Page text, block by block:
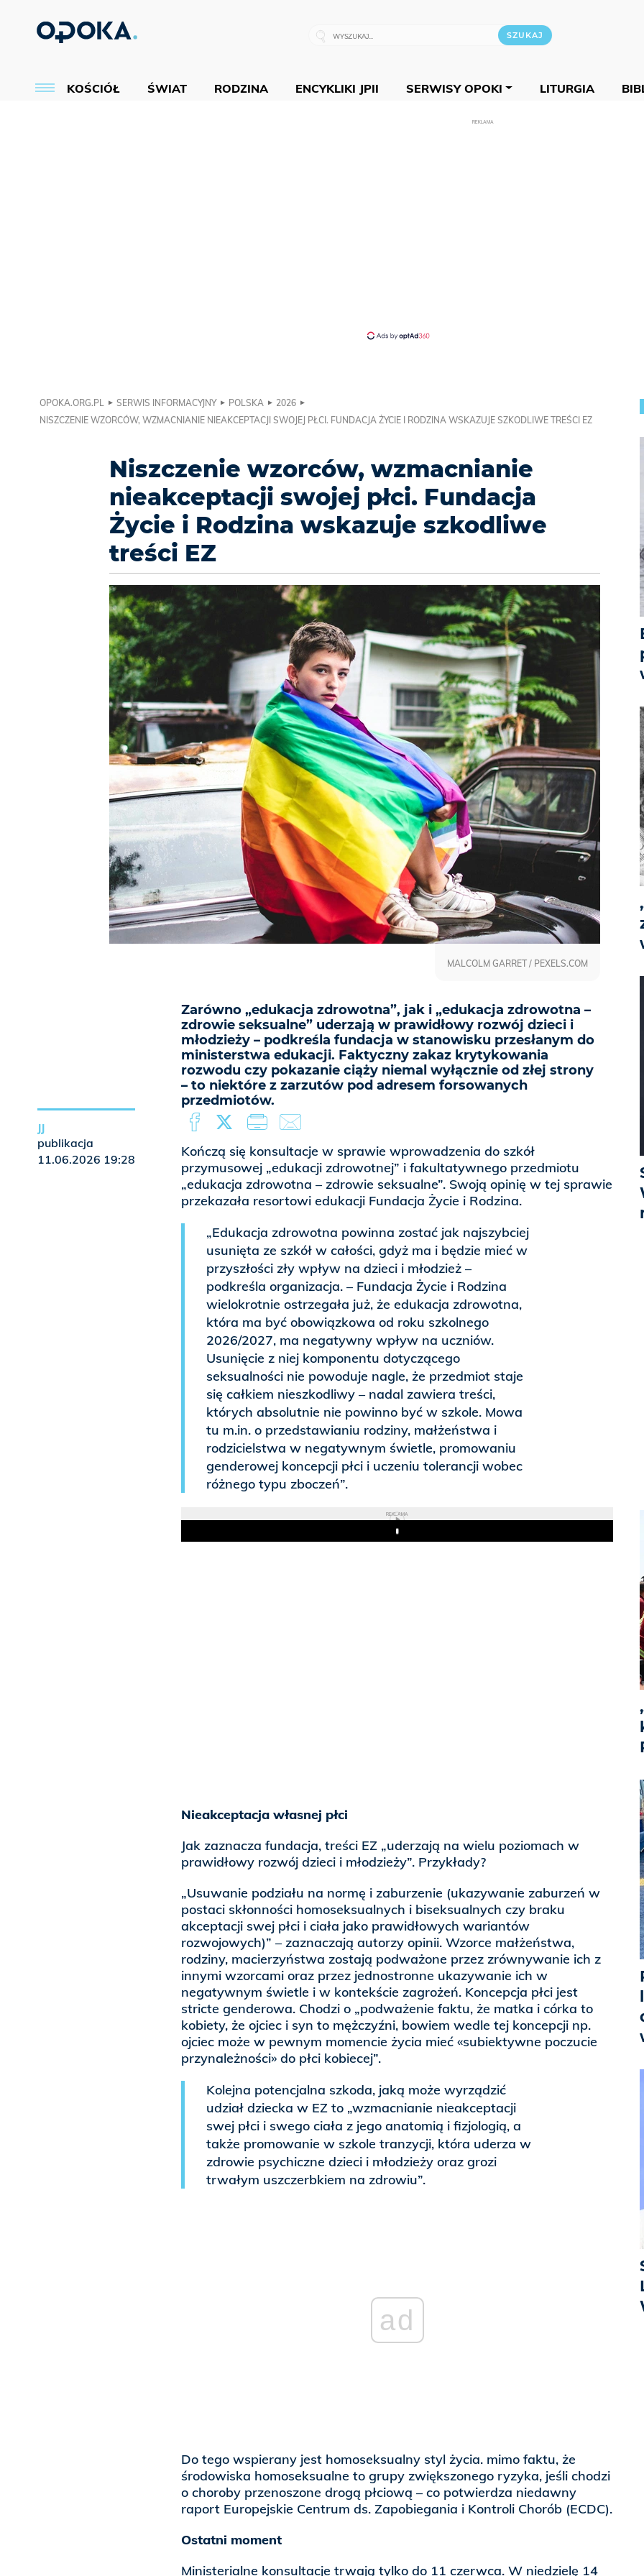
KOŚCIÓŁ ŚWIAT RODZINA ENCYKLIKI JPII SERWISY OPOKI LITURGIA
REKLAMA
OPOKA.ORG.PL SERWIS INFORMACYJNY POLSKA
2026
NISZCZENIE WZORCÓW, WZMACNIANIE NIEAKCEPTACJI SWOJEJ PŁCI. FUNDACJA ŻYCIE I RODZINA WSKAZUJE SZKODLIWE TREŚCI EZ
Niszczenie wzorców, wzmacnianie
nieakceptacji swojej płci. Fundacja
Życie i Rodzina wskazuje szkodliwe
treści EZ
Zarówno „edukacja zdrowotna”, jak i „edukacja zdrowotna –
zdrowie seksualne” uderzają w prawidłowy rozwój dzieci i
młodzieży – podkreśla fundacja w stanowisku przesłanym do
ministerstwa edukacji. Faktyczny zakaz krytykowania
rozwodu czy pokazanie ciąży niemal wyłącznie od złej strony
– to niektóre z zarzutów pod adresem forsowanych
przedmiotów.
MALCOLM GARRET / PEXELS.COM
Kończą się konsultacje w sprawie wprowadzenia do szkół
przymusowej „edukacji zdrowotnej” i fakultatywnego przedmiotu
„edukacja zdrowotna – zdrowie seksualne”. Swoją opinię w tej sprawie
przekazała resortowi edukacji Fundacja Życie i Rodzina.
„Edukacja zdrowotna powinna zostać jak najszybciej
usunięta ze szkół w całości, gdyż ma i będzie mieć w
przyszłości zły wpływ na dzieci i młodzież –
podkreśla organizacja. – Fundacja Życie i Rodzina
wielokrotnie ostrzegała już, że edukacja zdrowotna,
która ma być obowiązkowa od roku szkolnego
2026/2027, ma negatywny wpływ na uczniów.
Usunięcie z niej komponentu dotyczącego
seksualności nie powoduje nagle, że przedmiot staje
się całkiem nieszkodliwy – nadal zawiera treści,
których absolutnie nie powinno być w szkole. Mowa
tu m.in. o przedstawianiu rodziny, małżeństwa i
rodzicielstwa w negatywnym świetle, promowaniu
genderowej koncepcji płci i uczeniu tolerancji wobec
różnego typu zboczeń”.
REKLAMA
Play
Nieakceptacja własnej płci
Jak zaznacza fundacja, treści EZ „uderzają na wielu poziomach w
prawidłowy rozwój dzieci i młodzieży”. Przykłady?
„Usuwanie podziału na normę i zaburzenie (ukazywanie zaburzeń w
postaci skłonności homoseksualnych i biseksualnych czy braku
akceptacji swej płci i ciała jako prawidłowych wariantów
rozwojowych)” – zaznaczają autorzy opinii. Wzorce małżeństwa,
rodziny, macierzyństwa zostają podważone przez zrównywanie ich z
innymi wzorcami oraz przez jednostronne ukazywanie ich w
negatywnym świetle i w kontekście zagrożeń. Koncepcja płci jest
stricte genderowa. Chodzi o „podważenie faktu, że matka i córka to
kobiety, że ojciec i syn to mężczyźni, bowiem wedle tej koncepcji np.
ojciec może w pewnym momencie życia mieć «subiektywne poczucie
przynależności» do płci kobiecej”.
Kolejna potencjalna szkoda, jaką może wyrządzić
udział dziecka w EZ to „wzmacnianie nieakceptacji
swej płci i swego ciała z jego anatomią i fizjologią, a
także promowanie w szkole tranzycji, która uderza w
zdrowie psychiczne dzieci i młodzieży oraz grozi
trwałym uszczerbkiem na zdrowiu”.
ad
Do tego wspierany jest homoseksualny styl życia. mimo faktu, że
środowiska homoseksualne to grupy zwiększonego ryzyka, jeśli chodzi
o choroby przenoszone drogą płciową – co potwierdza niedawny
raport Europejskie Centrum ds. Zapobiegania i Kontroli Chorób (ECDC).
Ostatni moment
Ministerialne konsultacje trwają tylko do 11 czerwca. W niedzielę 14
JJ
publikacja
11.06.2026 19:28